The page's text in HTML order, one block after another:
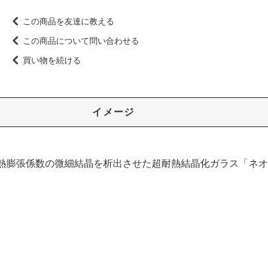
この商品を友達に教える
この商品について問い合わせる
買い物を続ける
イメージ
張係数の微細結晶を析出させた超耐熱結晶化ガラス「ネオ